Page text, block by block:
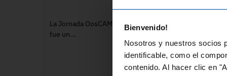
Bienvenido!
Nosotros y nuestros socios
identificable, como el
contenido. Al hacer clic en
La Jornada OosCAM, celebrada el 2 de abril de 2024,
fue un...